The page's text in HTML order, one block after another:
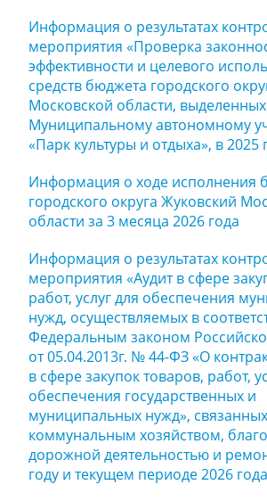
Информация о результатах
мероприятия «Проверка
эффективности и целевого
средств бюджета городского
Московской области, выделенных
Муниципальному автономному
«Парк культуры и отдыха», в 2025
Информация о ходе исполнения
городского округа Жуковский
области за 3 месяца 2026 года
Информация о результатах
мероприятия «Аудит в сфере
работ, услуг для обеспечения
нужд, осуществляемых в
Федеральным законом
от 05.04.2013г. № 44-ФЗ «О
в сфере закупок товаров, работ,
обеспечения государственных и
муниципальных нужд»,
коммунальным хозяйством,
дорожной деятельностью и
году и текущем периоде 2026